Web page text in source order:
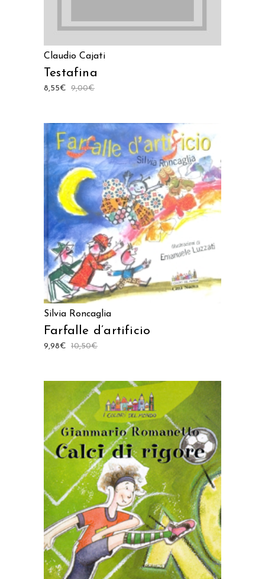
Claudio Cajati
Testafina
9,00€
8,55€
AGGIUNGI AL CARRELLO
Silvia Roncaglia
Farfalle d’artificio
10,50€
9,98€
AGGIUNGI AL CARRELLO